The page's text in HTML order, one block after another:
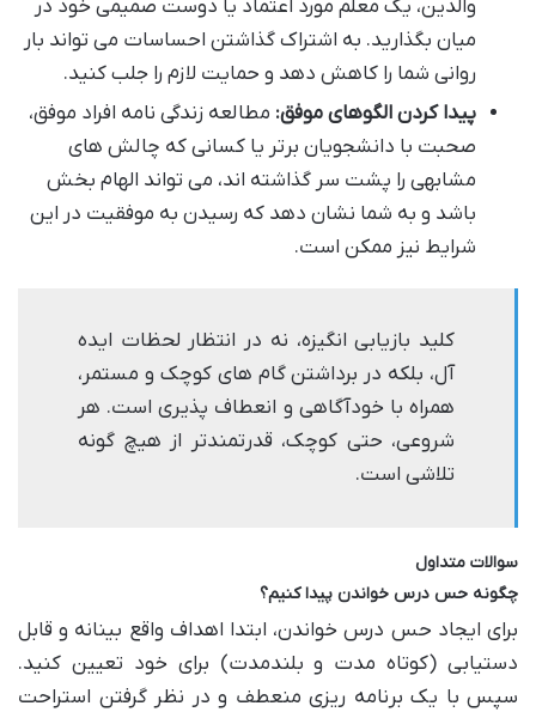
والدین، یک معلم مورد اعتماد یا دوست صمیمی خود در
میان بگذارید. به اشتراک گذاشتن احساسات می تواند بار
روانی شما را کاهش دهد و حمایت لازم را جلب کنید.
پیدا کردن الگوهای موفق: مطالعه زندگی نامه افراد موفق،
صحبت با دانشجویان برتر یا کسانی که چالش های
مشابهی را پشت سر گذاشته اند، می تواند الهام بخش
باشد و به شما نشان دهد که رسیدن به موفقیت در این
شرایط نیز ممکن است.
کلید بازیابی انگیزه، نه در انتظار لحظات ایده
آل، بلکه در برداشتن گام های کوچک و مستمر،
همراه با خودآگاهی و انعطاف پذیری است. هر
شروعی، حتی کوچک، قدرتمندتر از هیچ گونه
تلاشی است.
سوالات متداول
چگونه حس درس خواندن پیدا کنیم؟
برای ایجاد حس درس خواندن، ابتدا اهداف واقع بینانه و قابل
دستیابی (کوتاه مدت و بلندمدت) برای خود تعیین کنید.
سپس با یک برنامه ریزی منعطف و در نظر گرفتن استراحت